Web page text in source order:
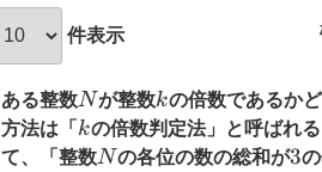
件表示
ある整数N
Nが整数k
kの倍数であるか
方法は「 k
kの倍数判定法」と呼ばれる
て、「整数N
Nの各位の数の総和が3
3